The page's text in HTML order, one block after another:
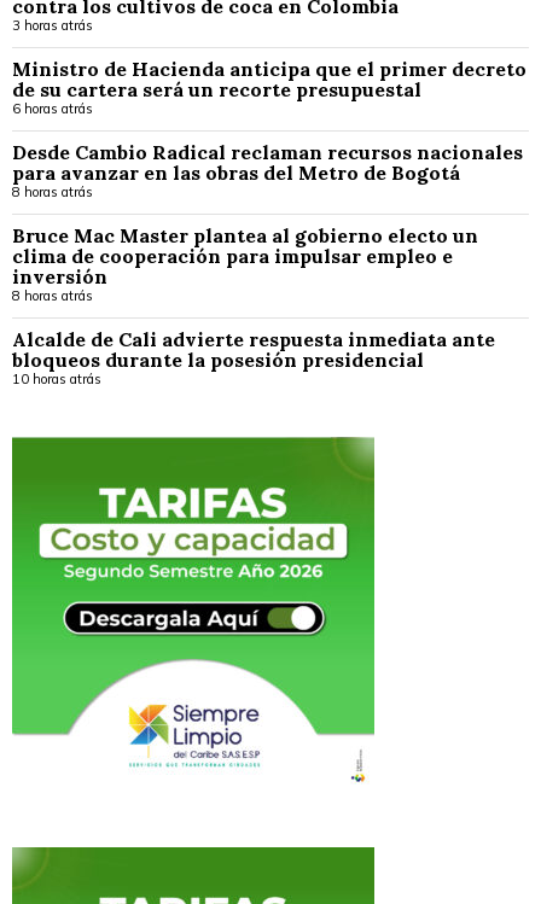
contra los cultivos de coca en Colombia
3 horas atrás
Ministro de Hacienda anticipa que el primer decreto
de su cartera será un recorte presupuestal
6 horas atrás
Desde Cambio Radical reclaman recursos nacionales
para avanzar en las obras del Metro de Bogotá
8 horas atrás
Bruce Mac Master plantea al gobierno electo un
clima de cooperación para impulsar empleo e
inversión
8 horas atrás
Alcalde de Cali advierte respuesta inmediata ante
bloqueos durante la posesión presidencial
10 horas atrás